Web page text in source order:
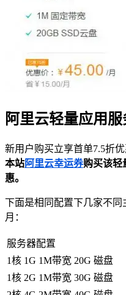
阿里云轻量应用
新用户购买立享首单7.5折
本站阿里云幸运券购买该轻
惠。
下面是相同配置下几家不
月：
服务器配置
1核 1G 1M带宽 20G 磁盘
1核 2G 1M带宽 30G 磁盘